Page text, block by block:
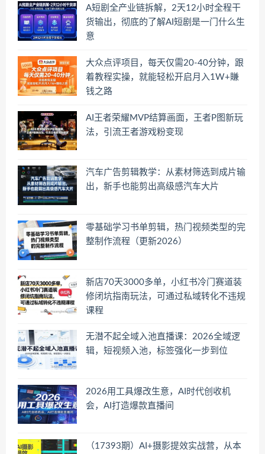
A短剧全产业链拆解，2天12小时全程干
货输出，彻底的了解AI短剧是一门什么生
意
大众点评项目，每天仅需20-40分钟，跟
着教程实操，就能轻松开启月入1W+賺
钱之路
AI王者荣耀MVP结算画面，王者P图新玩
法，引流王者游戏粉变现
汽车广告剪辑教学：从素材筛选到成片输
出，新手也能剪出高级感汽车大片
零基础学习书单剪辑，热门视频类型的完
整制作流程（更新2026）
新店70天3000多单，小红书冷门赛道装
修闭坑指南玩法，可通过私域转化不违规
课程
无潜不起全域入池直播课：2026全域逻
辑，短视频入池，标签强化一步到位
2026用工具爆改生意，AI时代创收机
会，AI打造爆款直播间
（17393期）AI+摄影提效实战营，从本